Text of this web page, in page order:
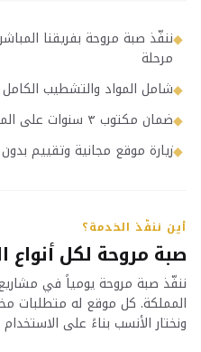
◆ننفّذ صبة مروحة بفريقنا
مرحلة
◆شامل المواد والتشطيب الكامل من ٥٠ ريال للمتر
◆ضمان مكتوب ٣ سنوات على المواد والتنفيذ مع كل مشروع
◆زيارة موقع مجانية وتقييم
أين ننفّذ الخدمة؟
صبة مروحة لكل أنواع
ننفّذ صبة مروحة يومياً في
المملكة. كل موقع له متطلبات
ونختار الأنسب بناءً على